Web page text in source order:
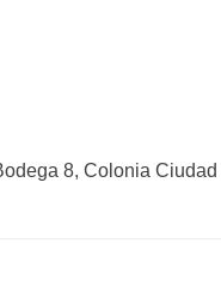
8, Colonia Ciudad